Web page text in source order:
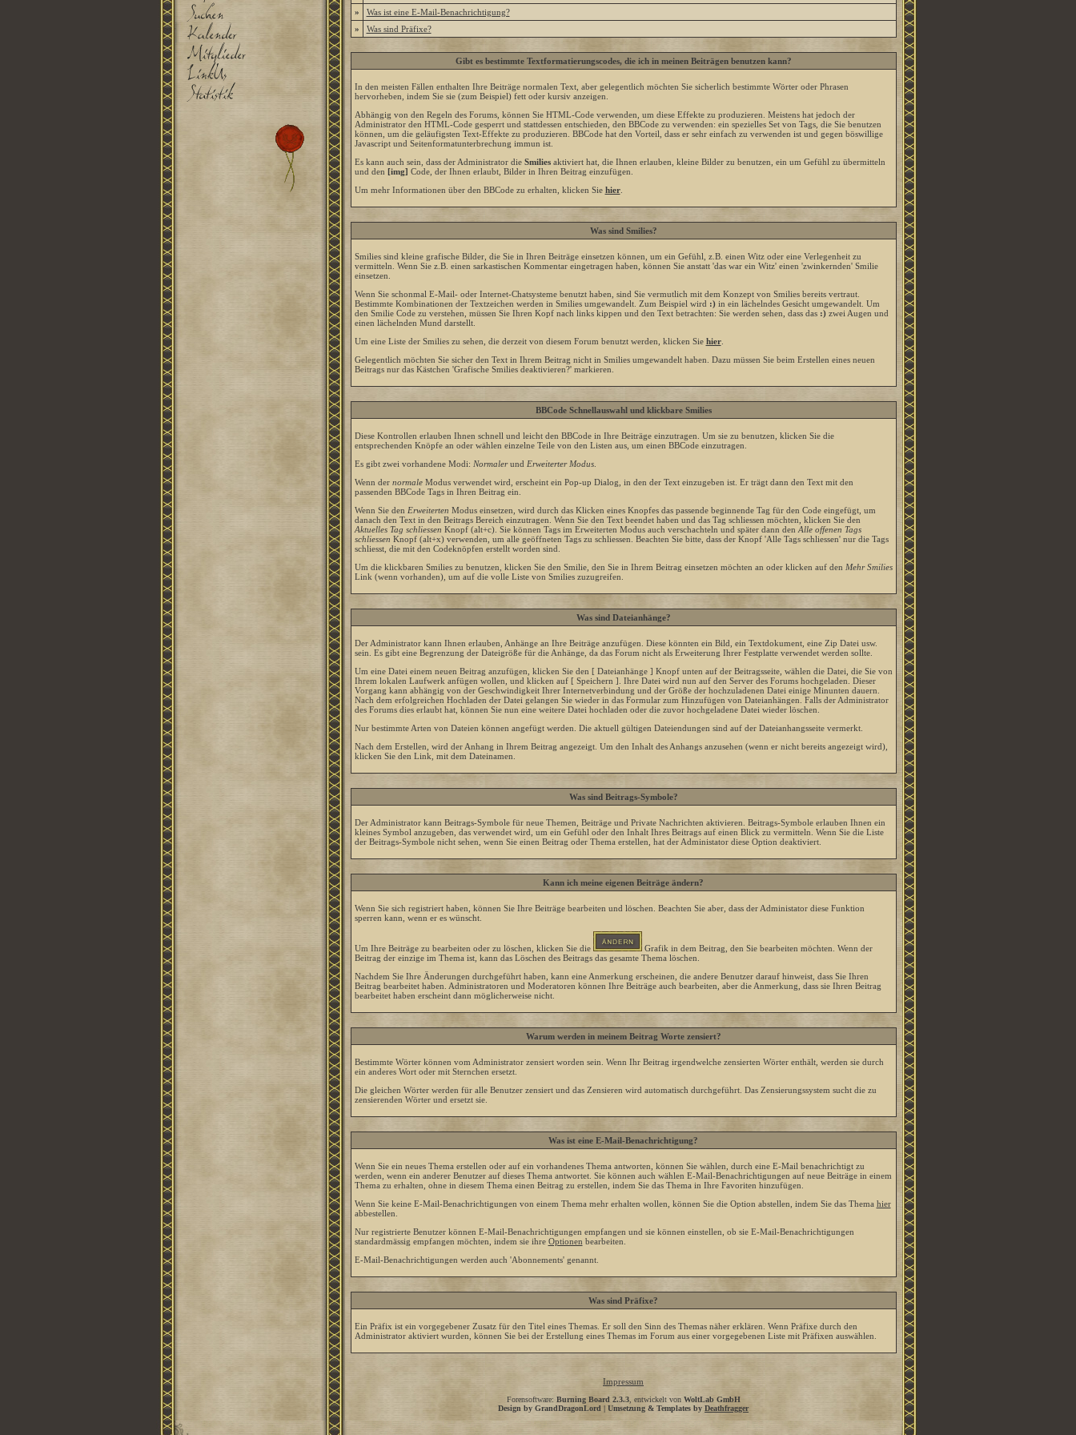
»
Was ist eine E-Mail-Benachrichtigung?
»
Was sind Präfixe?
Gibt es bestimmte Textformatierungscodes, die ich in meinen Beiträgen benutzen kann?
In den meisten Fällen enthalten Ihre Beiträge normalen Text, aber gelegentlich möchten Sie sicherlich bestimmte Wörter oder Phrasen
hervorheben, indem Sie sie (zum Beispiel) fett oder kursiv anzeigen.
Abhängig von den Regeln des Forums, können Sie HTML-Code verwenden, um diese Effekte zu produzieren. Meistens hat jedoch der
Administrator den HTML-Code gesperrt und stattdessen entschieden, den BBCode zu verwenden: ein spezielles Set von Tags, die Sie benutzen
können, um die geläufigsten Text-Effekte zu produzieren. BBCode hat den Vorteil, dass er sehr einfach zu verwenden ist und gegen böswillige
Javascript und Seitenformatunterbrechung immun ist.
Es kann auch sein, dass der Administrator die Smiliesaktiviert hat, die Ihnen erlauben, kleine Bilder zu benutzen, ein um Gefühl zu übermitteln
und den [img] Code, der Ihnen erlaubt, Bilder in Ihren Beitrag einzufügen.
Um mehr Informationen über den BBCode zu erhalten, klicken Sie hier.
Was sind Smilies?
Smilies sind kleine grafische Bilder, die Sie in Ihren Beiträge einsetzen können, um ein Gefühl, z.B. einen Witz oder eine Verlegenheit zu
vermitteln. Wenn Sie z.B. einen sarkastischen Kommentar eingetragen haben, können Sie anstatt 'das war ein Witz' einen 'zwinkernden' Smilie
einsetzen.
Wenn Sie schonmal E-Mail- oder Internet-Chatsysteme benutzt haben, sind Sie vermutlich mit dem Konzept von Smilies bereits vertraut.
Bestimmte Kombinationen der Textzeichen werden in Smilies umgewandelt. Zum Beispiel wird :)in ein lächelndes Gesicht umgewandelt. Um
den Smilie Code zu verstehen, müssen Sie Ihren Kopf nach links kippen und den Text betrachten: Sie werden sehen, dass das :)zwei Augen und
einen lächelnden Mund darstellt.
Um eine Liste der Smilies zu sehen, die derzeit von diesem Forum benutzt werden, klicken Sie hier.
Gelegentlich möchten Sie sicher den Text in Ihrem Beitrag nicht in Smilies umgewandelt haben. Dazu müssen Sie beim Erstellen eines neuen
Beitrags nur das Kästchen 'Grafische Smilies deaktivieren?' markieren.
BBCode Schnellauswahl und klickbare Smilies
Diese Kontrollen erlauben Ihnen schnell und leicht den BBCode in Ihre Beiträge einzutragen. Um sie zu benutzen, klicken Sie die
entsprechenden Knöpfe an oder wählen einzelne Teile von den Listen aus, um einen BBCode einzutragen.
Es gibt zwei vorhandene Modi: Normalerund Erweiterter Modus.
Wenn der normaleModus verwendet wird, erscheint ein Pop-up Dialog, in den der Text einzugeben ist. Er trägt dann den Text mit den
passenden BBCode Tags in Ihren Beitrag ein.
Wenn Sie den Erweiterten Modus einsetzen, wird durch das Klicken eines Knopfes das passende beginnende Tag für den Code eingefügt, um
danach den Text in den Beitrags Bereich einzutragen. Wenn Sie den Text beendet haben und das Tag schliessen möchten, klicken Sie den
Aktuelles Tag schliessen Knopf (alt+c). Sie können Tags im Erweiterten Modus auch verschachteln und später dann den Alle offenen Tags
schliessen Knopf (alt+x) verwenden, um alle geöffneten Tags zu schliessen. Beachten Sie bitte, dass der Knopf 'Alle Tags schliessen' nur die Tags
schliesst, die mit den Codeknöpfen erstellt worden sind.
Um die klickbaren Smilies zu benutzen, klicken Sie den Smilie, den Sie in Ihrem Beitrag einsetzen möchten an oder klicken auf den Mehr Smilies
Link (wenn vorhanden), um auf die volle Liste von Smilies zuzugreifen.
Was sind Dateianhänge?
Der Administrator kann Ihnen erlauben, Anhänge an Ihre Beiträge anzufügen. Diese könnten ein Bild, ein Textdokument, eine Zip Datei usw.
sein. Es gibt eine Begrenzung der Dateigröße für die Anhänge, da das Forum nicht als Erweiterung Ihrer Festplatte verwendet werden sollte.
Um eine Datei einem neuen Beitrag anzufügen, klicken Sie den [ Dateianhänge ] Knopf unten auf der Beitragsseite, wählen die Datei, die Sie von
Ihrem lokalen Laufwerk anfügen wollen, und klicken auf [ Speichern ]. Ihre Datei wird nun auf den Server des Forums hochgeladen. Dieser
Vorgang kann abhängig von der Geschwindigkeit Ihrer Internetverbindung und der Größe der hochzuladenen Datei einige Minunten dauern.
Nach dem erfolgreichen Hochladen der Datei gelangen Sie wieder in das Formular zum Hinzufügen von Dateianhängen. Falls der Administrator
des Forums dies erlaubt hat, können Sie nun eine weitere Datei hochladen oder die zuvor hochgeladene Datei wieder löschen.
Nur bestimmte Arten von Dateien können angefügt werden. Die aktuell gültigen Dateiendungen sind auf der Dateianhangsseite vermerkt.
Nach dem Erstellen, wird der Anhang in Ihrem Beitrag angezeigt. Um den Inhalt des Anhangs anzusehen (wenn er nicht bereits angezeigt wird),
klicken Sie den Link, mit dem Dateinamen.
Was sind Beitrags-Symbole?
Der Administrator kann Beitrags-Symbole für neue Themen, Beiträge und Private Nachrichten aktivieren. Beitrags-Symbole erlauben Ihnen ein
kleines Symbol anzugeben, das verwendet wird, um ein Gefühl oder den Inhalt Ihres Beitrags auf einen Blick zu vermitteln. Wenn Sie die Liste
der Beitrags-Symbole nicht sehen, wenn Sie einen Beitrag oder Thema erstellen, hat der Administator diese Option deaktiviert.
Kann ich meine eigenen Beiträge ändern?
Wenn Sie sich registriert haben, können Sie Ihre Beiträge bearbeiten und löschen. Beachten Sie aber, dass der Administator diese Funktion
sperren kann, wenn er es wünscht.
Um Ihre Beiträge zu bearbeiten oder zu löschen, klicken Sie die
Grafik in dem Beitrag, den Sie bearbeiten möchten. Wenn der
Beitrag der einzige im Thema ist, kann das Löschen des Beitrags das gesamte Thema löschen.
Nachdem Sie Ihre Änderungen durchgeführt haben, kann eine Anmerkung erscheinen, die andere Benutzer darauf hinweist, dass Sie Ihren
Beitrag bearbeitet haben. Administratoren und Moderatoren können Ihre Beiträge auch bearbeiten, aber die Anmerkung, dass sie Ihren Beitrag
bearbeitet haben erscheint dann möglicherweise nicht.
Warum werden in meinem Beitrag Worte zensiert?
Bestimmte Wörter können vom Administrator zensiert worden sein. Wenn Ihr Beitrag irgendwelche zensierten Wörter enthält, werden sie durch
ein anderes Wort oder mit Sternchen ersetzt.
Die gleichen Wörter werden für alle Benutzer zensiert und das Zensieren wird automatisch durchgeführt. Das Zensierungssystem sucht die zu
zensierenden Wörter und ersetzt sie.
Was ist eine E-Mail-Benachrichtigung?
Wenn Sie ein neues Thema erstellen oder auf ein vorhandenes Thema antworten, können Sie wählen, durch eine E-Mail benachrichtigt zu
werden, wenn ein anderer Benutzer auf dieses Thema antwortet. Sie können auch wählen E-Mail-Benachrichtigungen auf neue Beiträge in einem
Thema zu erhalten, ohne in diesem Thema einen Beitrag zu erstellen, indem Sie das Thema in Ihre Favoriten hinzufügen.
Wenn Sie keine E-Mail-Benachrichtigungen von einem Thema mehr erhalten wollen, können Sie die Option abstellen, indem Sie das Thema hier
abbestellen.
Nur registrierte Benutzer können E-Mail-Benachrichtigungen empfangen und sie können einstellen, ob sie E-Mail-Benachrichtigungen
standardmässig empfangen möchten, indem sie ihre Optionen bearbeiten.
E-Mail-Benachrichtigungen werden auch 'Abonnements' genannt.
Was sind Präfixe?
Ein Präfix ist ein vorgegebener Zusatz für den Titel eines Themas. Er soll den Sinn des Themas näher erklären. Wenn Präfixe durch den
Administrator aktiviert wurden, können Sie bei der Erstellung eines Themas im Forum aus einer vorgegebenen Liste mit Präfixen auswählen.
Impressum
Forensoftware: Burning Board 2.3.3, entwickelt von WoltLab GmbH
Design by GrandDragonLord | Umsetzung & Templates by Deathfragger